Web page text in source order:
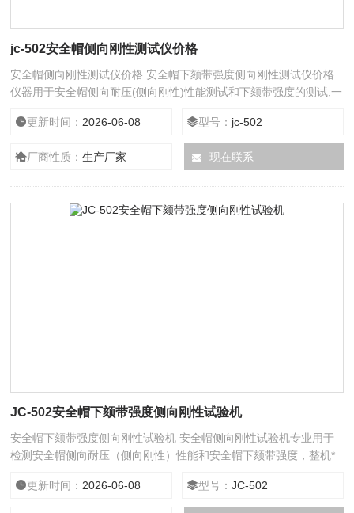
jc-502安全帽侧向刚性测试仪价格
安全帽侧向刚性测试仪价格 安全帽下颏带强度侧向刚性测试仪价格
仪器用于安全帽侧向耐压(侧向刚性)性能测试和下颏带强度的测试,一
更新时间： 2026-06-08 型号： jc-502
厂商性质：生产厂家 现在联系
JC-502安全帽下颏带强度侧向刚性试验机
安全帽下颏带强度侧向刚性试验机 安全帽侧向刚性试验机专业用于
检测安全帽侧向耐压（侧向刚性）性能和安全帽下颏带强度，整机*
学研究院、建筑工程检测站、电力部门以及安全帽生产企业。
更新时间： 2026-06-08 型号：JC-502